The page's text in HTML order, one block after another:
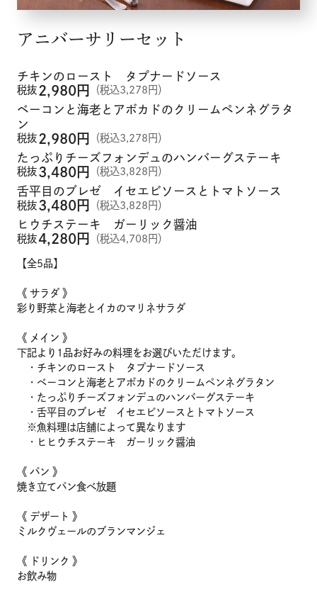
こだわり
お知らせ
アニバーサリーセット
チキンのロースト タプナードソース
税抜 2,980円 （税込3,278円）
ベーコンと海老とアボカドのクリームペンネグラタ
ン
税抜 2,980円 （税込3,278円）
たっぷりチーズフォンデュのハンバーグステーキ
税抜 3,480円 （税込3,828円）
舌平目のブレゼ イセエビソースとトマトソース
税抜 3,480円 （税込3,828円）
ヒウチステーキ ガーリック醤油
税抜4,280円 （税込4,708円）
【全5品】
《 サラダ 》
彩り野菜と海老とイカのマリネサラダ
《 メイン 》
下記より1品お好みの料理をお選びいただけます。
・チキンのロースト タプナードソース
・ベーコンと海老とアボカドのクリームペンネグラタン
・たっぷりチーズフォンデュのハンバーグステーキ
・舌平目のブレゼ イセエビソースとトマトソース
※魚料理は店舗によって異なります
・ヒヒウチステーキ ガーリック醤油
《 パン 》
焼き立てパン食べ放題
《 デザート 》
ミルクヴェールのブランマンジェ
《 ドリンク 》
お飲み物